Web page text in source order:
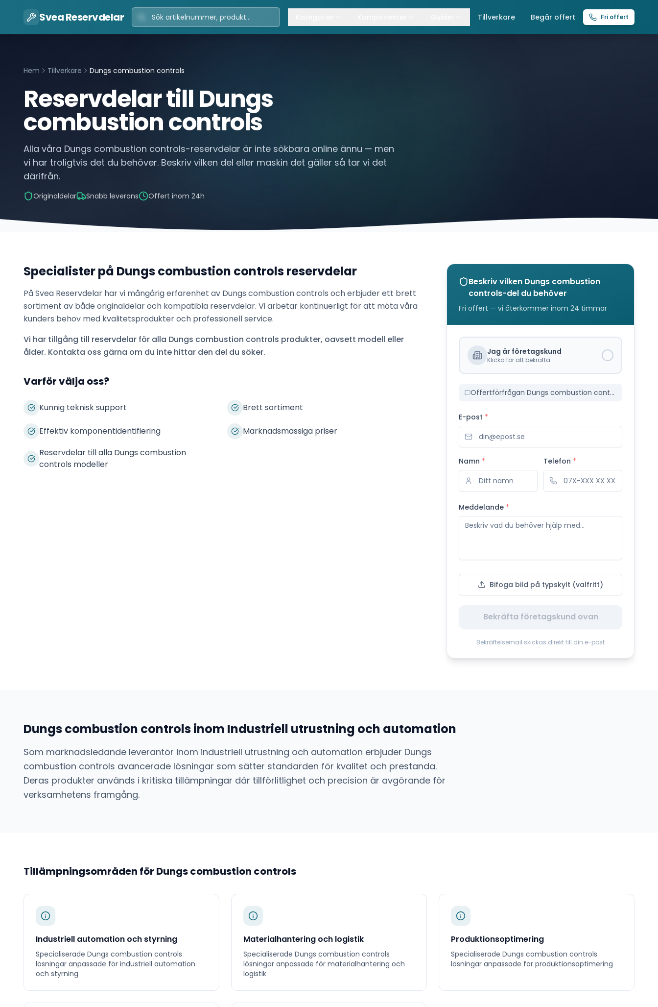
Svea Reservdelar
Hissar
Processindustri
Tillverkare Begär offert Fri offert
Hem Tillverkare Dungs combustion controls
Reservdelar tillDungs
combustion controls
Alla våra Dungs combustion controls-reservdelar är inte sökbara online ännu — men
vi har troligtvis det du behöver. Beskriv vilken del eller maskin det gäller så tar vi det
därifrån.
Originaldelar Snabb leverans Offert inom 24h
Specialister på Dungs combustion controlsreservdelar
På Svea Reservdelar har vi mångårig erfarenhet av Dungs combustion controls och erbjuder ett brett
sortiment av både originaldelar och kompatibla reservdelar. Vi arbetar kontinuerligt för att möta våra
kunders behov med kvalitetsprodukter och professionell service.
Vi har tillgång till reservdelar för alla Dungs combustion controls produkter, oavsett modell eller
ålder. Kontakta oss gärna om du inte hittar den del du söker.
Varför välja oss?
Kunnig teknisk support Brett sortiment
Effektiv komponentidentifiering
Marknadsmässiga priser
Reservdelar till alla Dungs combustion
controls modeller
Beskriv vilken Dungs combustion
controls-del du behöver
Fri offert — vi återkommer inom 24 timmar
Jag är företagskund
Klicka för att bekräfta
Offertförfrågan Dungs combustion controls Reservdelar
E-post *
Namn * Telefon *
Meddelande *
Bifoga bild på typskylt (valfritt)
Bekräfta företagskund ovan
Bekräftelsemail skickas direkt till din e-post
Dungs combustion controlsinom Industriell utrustning och automation
Som marknadsledande leverantör inom industriell utrustning och automation erbjuder Dungs
combustion controls avancerade lösningar som sätter standarden för kvalitet och prestanda.
Deras produkter används i kritiska tillämpningar där tillförlitlighet och precision är avgörande för
verksamhetens framgång.
Tillämpningsområden för Dungs combustion controls
Industriell automation och styrning
Specialiserade Dungs combustion controls
lösningar anpassade för industriell automation
och styrning
Materialhantering och logistik
Specialiserade Dungs combustion controls
lösningar anpassade för materialhantering och
logistik
Produktionsoptimering
Specialiserade Dungs combustion controls
lösningar anpassade för produktionsoptimering